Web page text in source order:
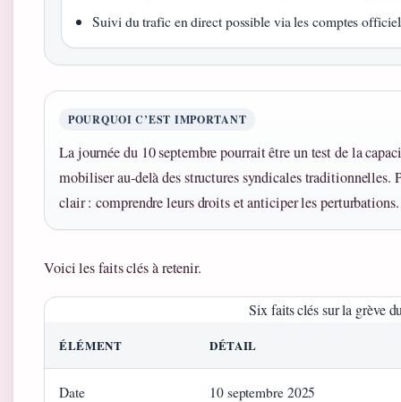
Suivi du trafic en direct possible via les comptes
POURQUOI C’EST IMPORTANT
La journée du 10 septembre pourrait être un test de la
mobiliser au‑delà des structures syndicales traditionnelles.
clair : comprendre leurs droits et anticiper les perturbations.
Voici les faits clés à retenir.
Six faits clés sur la grève
ÉLÉMENT DÉTAIL
Date 10 septembre 2025